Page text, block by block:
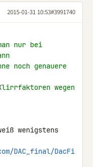
2015-01-31 10:53#3991740
nur bei
noch genauere
wegen
wenigstens
DAC_final/DacFi